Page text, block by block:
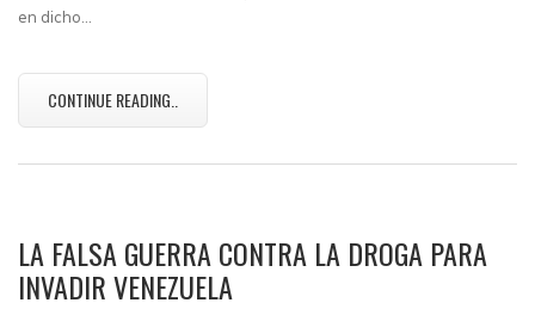
en dicho…
CONTINUE READING..
LA FALSA GUERRA CONTRA LA DROGA PARA
INVADIR VENEZUELA